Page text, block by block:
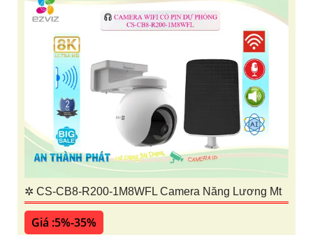
✲ CS-CB8-R200-1M8WFL Camera Năng Lương Mt
Giá :5%-35%